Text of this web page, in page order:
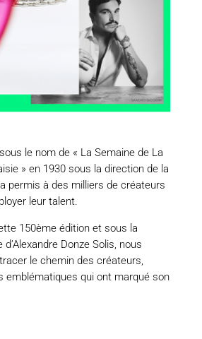
le nom de « La Semaine de La
» en 1930 sous la direction de la
permis à des milliers de créateurs
leur talent.
150ème édition et sous la
Donze Solis, nous
le chemin des créateurs,
emblématiques qui ont marqué son